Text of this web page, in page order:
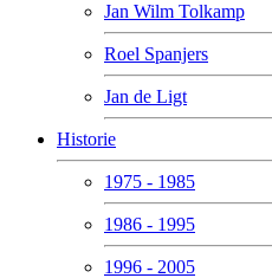
Jan Wilm Tolkamp
Roel Spanjers
Jan de Ligt
Historie
1975 - 1985
1986 - 1995
1996 - 2005